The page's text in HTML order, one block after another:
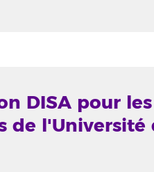
DISA pour les
de l'Université